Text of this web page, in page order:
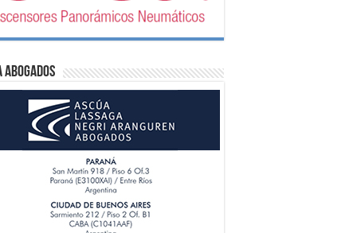
Abogados